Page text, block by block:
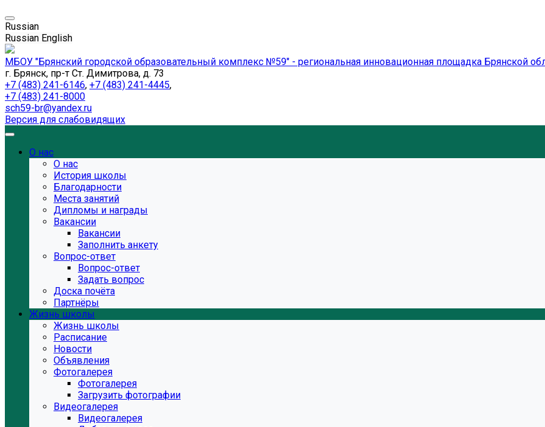
Russian
Russian English
МБОУ "Брянский городской образовательный комплекс №59" - региональная инновационная площадка Брянской
г. Брянск, пр-т Ст. Димитрова, д. 73
+7 (483) 241-6146, +7 (483) 241-4445,
+7 (483) 241-8000
sch59-br@yandex.ru
Версия для слабовидящих
О нас
О нас
История школы
Благодарности
Места занятий
Дипломы и награды
Вакансии
Вакансии
Заполнить анкету
Вопрос-ответ
Вопрос-ответ
Задать вопрос
Доска почёта
Партнёры
Жизнь школы
Жизнь школы
Расписание
Новости
Объявления
Фотогалерея
Фотогалерея
Загрузить фотографии
Видеогалерея
Видеогалерея